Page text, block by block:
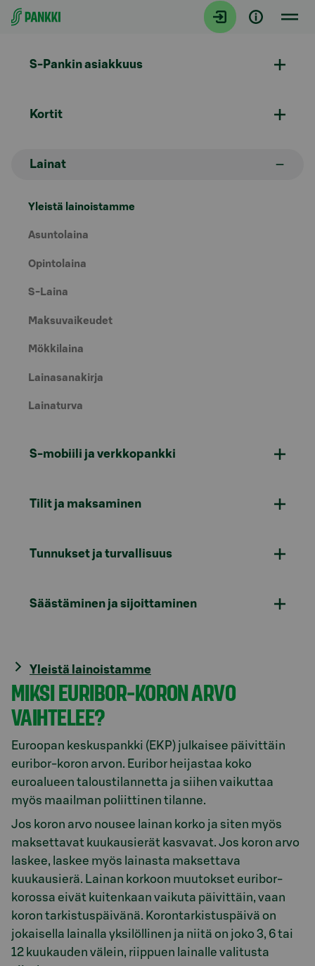
Siirry suoraan sisältöön
S-Pankin asiakkuus
Kortit
Lainat
Yleistä lainoistamme
Asuntolaina
Opintolaina
S-Laina
Maksuvaikeudet
Mökkilaina
Lainasanakirja
Lainaturva
S-mobiili ja verkkopankki
Tilit ja maksaminen
Tunnukset ja turvallisuus
Säästäminen ja sijoittaminen
Yleistä lainoistamme
MIKSI EURIBOR-KORON ARVO
VAIHTELEE?
Euroopan keskuspankki (EKP) julkaisee päivittäin
euribor-koron arvon. Euribor heijastaa koko
euroalueen taloustilannetta ja siihen vaikuttaa
myös maailman poliittinen tilanne.
Jos koron arvo nousee lainan korko ja siten myös
maksettavat kuukausierät kasvavat. Jos koron arvo
laskee, laskee myös lainasta maksettava
kuukausierä. Lainan korkoon muutokset euribor-
korossa eivät kuitenkaan vaikuta päivittäin, vaan
koron tarkistuspäivänä. Korontarkistuspäivä on
jokaisella lainalla yksilöllinen ja niitä on joko 3, 6 tai
12 kuukauden välein, riippuen lainalle valitusta